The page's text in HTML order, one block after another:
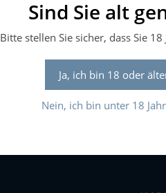
Sind Sie alt
Bitte stellen Sie sicher, dass Sie 18
Ja, ich bin 18 oder
Nein, ich bin unter 18